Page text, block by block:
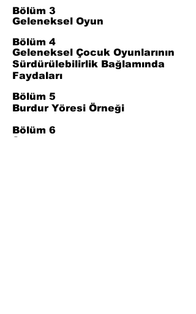
Bölüm 3
Geleneksel Oyun
Bölüm 4
Geleneksel Çocuk Oyunlarının
Sürdürülebilirlik Bağlamında
Faydaları
Bölüm 5
Burdur Yöresi Örneği
Bölüm 6
Sonuç